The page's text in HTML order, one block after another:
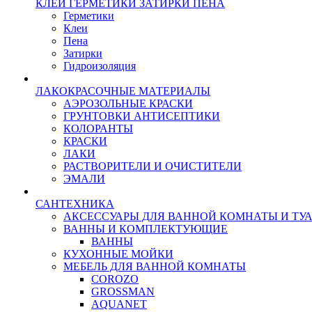
КЛЕИ ГЕРМЕТИКИ ЗАТИРКИ ПЕНА
Герметики
Клеи
Пена
Затирки
Гидроизоляция
ЛАКОКРАСОЧНЫЕ МАТЕРИАЛЫ
АЭРОЗОЛЬНЫЕ КРАСКИ
ГРУНТОВКИ АНТИСЕПТИКИ
КОЛОРАНТЫ
КРАСКИ
ЛАКИ
РАСТВОРИТЕЛИ И ОЧИСТИТЕЛИ
ЭМАЛИ
САНТЕХНИКА
АКСЕССУАРЫ ДЛЯ ВАННОЙ КОМНАТЫ И
ВАННЫ И КОМПЛЕКТУЮЩИЕ
ВАННЫ
КУХОННЫЕ МОЙКИ
МЕБЕЛЬ ДЛЯ ВАННОЙ КОМНАТЫ
COROZO
GROSSMAN
AQUANET